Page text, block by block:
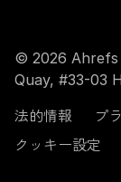
© 2026 Ahrefs
Quay, #33-03
法的情報
プ
クッキー設定